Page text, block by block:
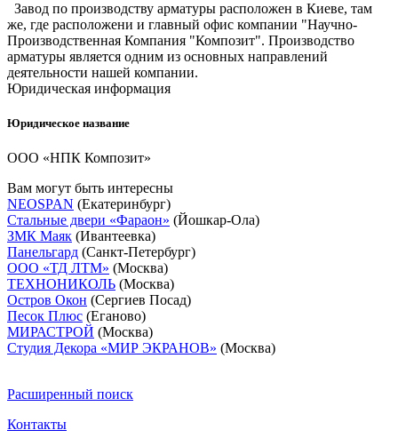
Завод по производству арматуры расположен в Киеве, там
же, где расположени и главный офис компании "Научно-
Производственная Компания "Композит". Производство
арматуры является одним из основных направлений
деятельности нашей компании.
Юридическая информация
Юридическое название
ООО «НПК Композит»
Вам могут быть интересны
NEOSPAN (Екатеринбург)
Стальные двери «Фараон» (Йошкар-Ола)
ЗМК Маяк (Ивантеевка)
Панельгард (Санкт-Петербург)
ООО «ТД ЛТМ» (Москва)
ТЕХНОНИКОЛЬ (Москва)
Остров Окон (Сергиев Посад)
Песок Плюс (Еганово)
МИРАСТРОЙ (Москва)
Студия Декора «МИР ЭКРАНОВ» (Москва)
Расширенный поиск
Контакты